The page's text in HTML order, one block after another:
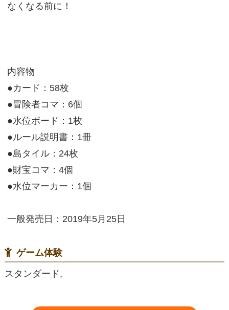
なくなる前に！
内容物
●カード：58枚
●冒険者コマ：6個
●水位ボード：1枚
●ルール説明書：1冊
●島タイル：24枚
●財宝コマ：4個
●水位マーカー：1個
一般発売日：2019年5月25日
ゲーム体験
スタンダード,